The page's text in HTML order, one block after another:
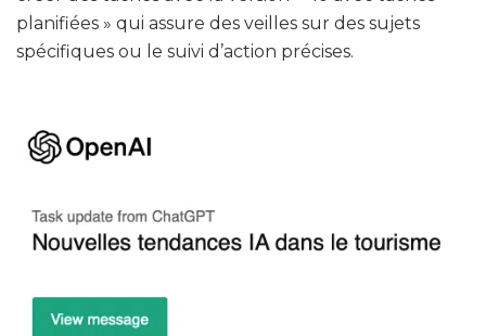
planifiées » qui assure des veilles sur des sujets
spécifiques ou le suivi d’action précises.